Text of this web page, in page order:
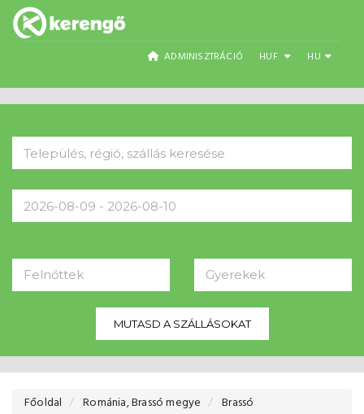
ADMINISZTRÁCIÓ HUF HU
Felnőttek Gyerekek
MUTASD A SZÁLLÁSOKAT
Főoldal Románia, Brassó megye
Brassó